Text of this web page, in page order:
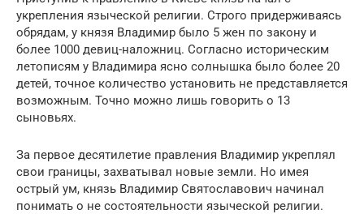
укрепления языческой религии. Строго придерживаясь
обрядам, у князя Владимир было 5 жен по закону и
более 1000 девиц-наложниц. Согласно историческим
летописям у Владимира ясно солнышка было более 20
детей, точное количество установить не представляется
возможным. Точно можно лишь говорить о 13
сыновьях.
За первое десятилетие правления Владимир укреплял
свои границы, захватывал новые земли. Но имея
острый ум, князь Владимир Святославович начинал
понимать о не состоятельности языческой религии.